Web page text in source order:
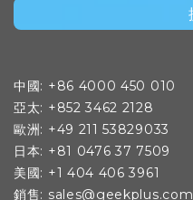
中國: +86 4000 450 010
亞太: +852 3462 2128
歐洲: +49 211 53829033
日本: +81 0476 37 7509
美國: +1 404 406 3961
銷售: sales@geekplus.com